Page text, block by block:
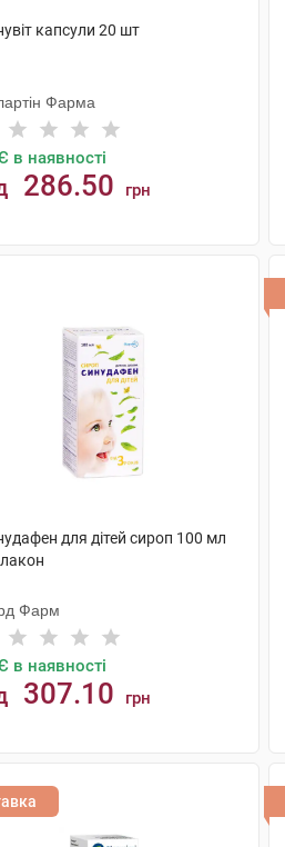
капсули 20 шт
Фарма
в наявності
286.50 грн
для дітей сироп 100 мл
Фарм
в наявності
307.10 грн